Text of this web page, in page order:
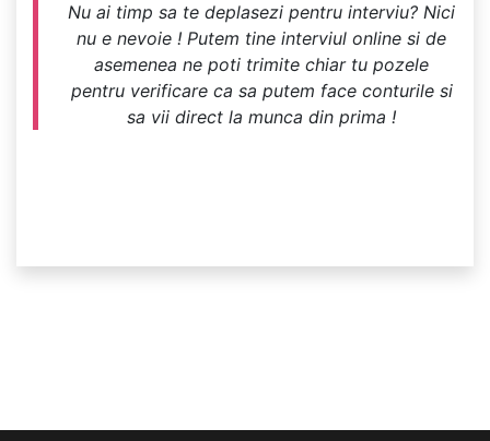
Nu ai timp sa te deplasezi pentru interviu? Nici
nu e nevoie ! Putem tine interviul online si de
asemenea ne poti trimite chiar tu pozele
pentru verificare ca sa putem face conturile si
sa vii direct la munca din prima !